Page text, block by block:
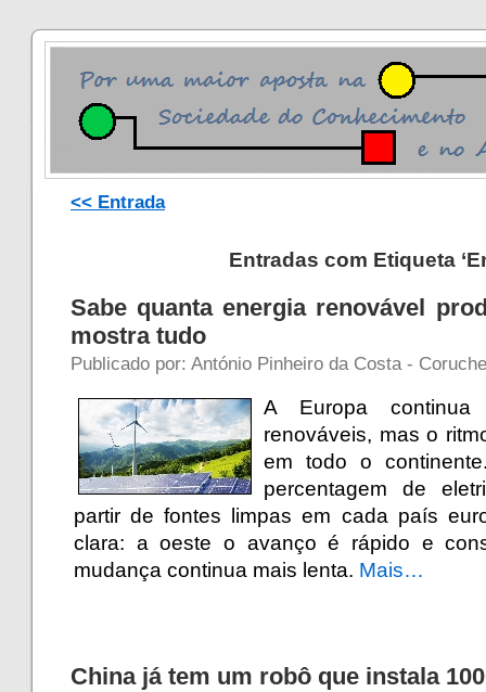
<< Entrada
Entradas com Etiqueta
Sabe quanta energia renovável
mostra tudo
Publicado por: António Pinheiro da Costa -
A Europa
renováveis, mas o
em todo o
percentagem de
partir de fontes limpas em cada país
clara: a oeste o avanço é rápido e
mudança continua mais lenta. Mais…
China já tem um robô que instala